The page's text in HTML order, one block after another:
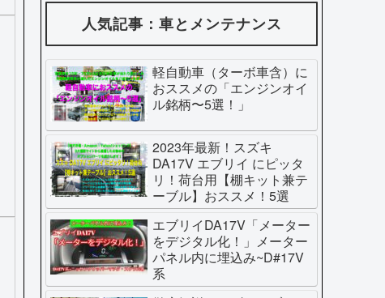
人気記事：車とメンテナンス
軽自動車（ターボ車含）に
おススメの「エンジンオイ
ル銘柄〜5選！」
2023年最新！スズキ
DA17V エブリイ にピッタ
リ！荷台用【棚キット兼テ
ーブル】おススメ！5選
エブリイDA17V「メーター
をデジタル化！」メーター
パネル内に埋込み~D#17V
系